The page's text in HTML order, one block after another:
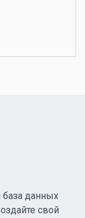
база данных
свой